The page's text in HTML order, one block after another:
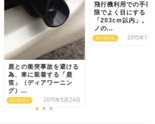
釣り役立ち
鹿との衝突事故を避ける
為、車に装着する「鹿
笛」（ディアワーニン
グ）...
2015年5月24日
釣り役立ち
飛行機利用での手荷
限でよく目にする
「203cm以内」。
ノの...
2015年12